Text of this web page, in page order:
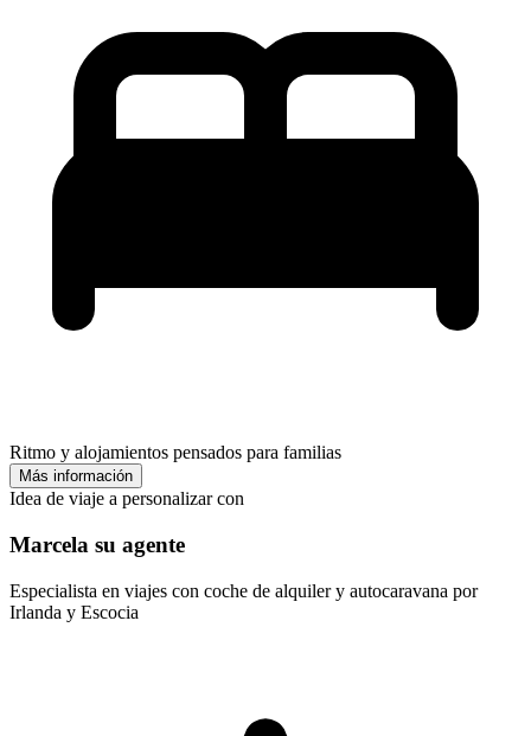
Ritmo y alojamientos pensados para familias
Más información
Idea de viaje a personalizar con
Marcela su agente
Especialista en viajes con coche de alquiler y autocaravana por
Irlanda y Escocia